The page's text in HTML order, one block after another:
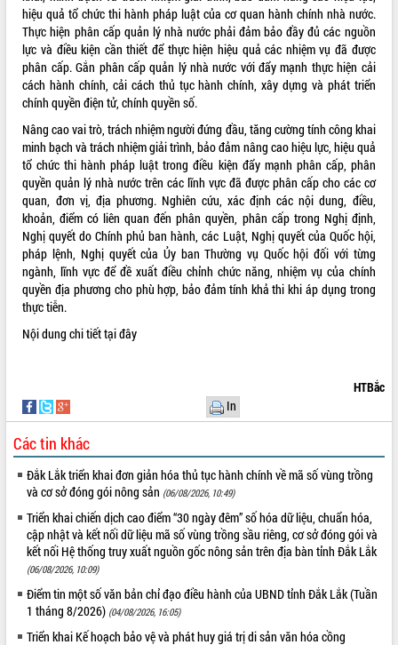
mặt Đoàn chuyên gia y tế TP. Hồ Chí
Minh
Lễ truy điệu và an táng hài cốt liệt sĩ
tại Nghĩa trang Liệt sĩ xã Sơn Hòa
Bàn giải pháp tháo gỡ khó khăn trong
định EUDR
Thứ trưởng Bộ Nông nghiệp và Môi
trường Nguyễn Hoàng Hiệp khảo sát
vùng trồng và doanh nghiệp đóng gói
sầu riêng tại Đắk Lắk
Trình diễn nghệ thuật chế biến các
món ăn từ sầu riêng
Đắk Lắk công bố Quy hoạch và xúc
tiến đầu tư tỉnh
Ngành cá ngừ Đắk Lắk chủ động thích
ứng để giữ vững thị trường xuất khẩu
cải cách hành chính tỉnh Đắk Lắk
Kết nối tour, đẩy mạnh chuyển đổi số
để phát triển du lịch Đắk Lắk
Khởi động Dự án Đầu tư xây dựng hạ
tầng kỹ thuật Cụm công nghiệp Tân
Gặp mặt các cơ quan báo chí nhân Kỷ
niệm 101 năm Ngày Báo chí Cách
mạng Việt Nam
Đắk Lắk sơ kết 4 năm triển khai thực
hiện Đề án 06 của Chính phủ
Họp báo thông tin về Hội nghị Công bố
THỐNG KÊ TRUY CẬP
Hôm nay: 13445
Tất cả: 66099113
hiệu quả tổ chức thi hành pháp luật của cơ quan hành chính nhà nước.
Thực hiện phân cấp quản lý nhà nước phải đảm bảo đầy đủ các nguồn
lực và điều kiện cần thiết để thực hiện hiệu quả các nhiệm vụ đã được
phân cấp. Gắn phân cấp quản lý nhà nước với đẩy mạnh thực hiện cải
cách hành chính, cải cách thủ tục hành chính, xây dựng và phát triển
chính quyền điện tử, chính quyền số.
Nâng cao vai trò, trách nhiệm người đứng đầu, tăng cường tính công khai
minh bạch và trách nhiệm giải trình, bảo đảm nâng cao hiệu lực, hiệu quả
tổ chức thi hành pháp luật trong điều kiện đẩy mạnh phân cấp, phân
quyền quản lý nhà nước trên các lĩnh vực đã được phân cấp cho các cơ
quan, đơn vị, địa phương. Nghiên cứu, xác định các nội dung, điều,
khoản, điểm có liên quan đến phân quyền, phân cấp trong Nghị định,
Nghị quyết do Chính phủ ban hành, các Luật, Nghị quyết của Quốc hội,
pháp lệnh, Nghị quyết của Ủy ban Thường vụ Quốc hội đối với từng
ngành, lĩnh vực để đề xuất điều chỉnh chức năng, nhiệm vụ của chính
quyền địa phương cho phù hợp, bảo đảm tính khả thi khi áp dụng trong
thực tiễn.
Nội dung chi tiếttại đây
HTBắc
In
Các tin khác
Đắk Lắk triển khai đơn giản hóa thủ tục hành chính về mã số vùng trồng
và cơ sở đóng gói nông sản (06/08/2026, 10:49)
Triển khai chiến dịch cao điểm “30 ngày đêm” số hóa dữ liệu, chuẩn hóa,
cập nhật và kết nối dữ liệu mã số vùng trồng sầu riêng, cơ sở đóng gói và
kết nối Hệ thống truy xuất nguồn gốc nông sản trên địa bàn tỉnh Đắk Lắk
(06/08/2026, 10:09)
Điểm tin một số văn bản chỉ đạo điều hành của UBND tỉnh Đắk Lắk (Tuần
1 tháng 8/2026) (04/08/2026, 16:05)
Triển khai Kế hoạch bảo vệ và phát huy giá trị di sản văn hóa cồng